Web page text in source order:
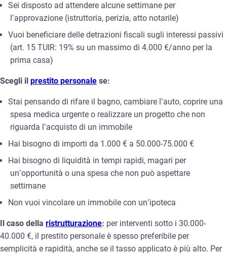
Sei disposto ad attendere alcune settimane per
l’approvazione (istruttoria, perizia, atto notarile)
Vuoi beneficiare delle detrazioni fiscali sugli interessi passivi
(art. 15 TUIR: 19% su un massimo di 4.000 €/anno per la
prima casa)
Scegli il prestito personale se:
Stai pensando di rifare il bagno, cambiare l’auto, coprire una
spesa medica urgente o realizzare un progetto che non
riguarda l’acquisto di un immobile
Hai bisogno di importi da 1.000 € a 50.000-75.000 €
Hai bisogno di liquidità in tempi rapidi, magari per
un’opportunità o una spesa che non può aspettare
settimane
Non vuoi vincolare un immobile con un’ipoteca
Il caso della ristrutturazione: per interventi sotto i 30.000-
40.000 €, il prestito personale è spesso preferibile per
semplicità e rapidità, anche se il tasso applicato è più alto. Per